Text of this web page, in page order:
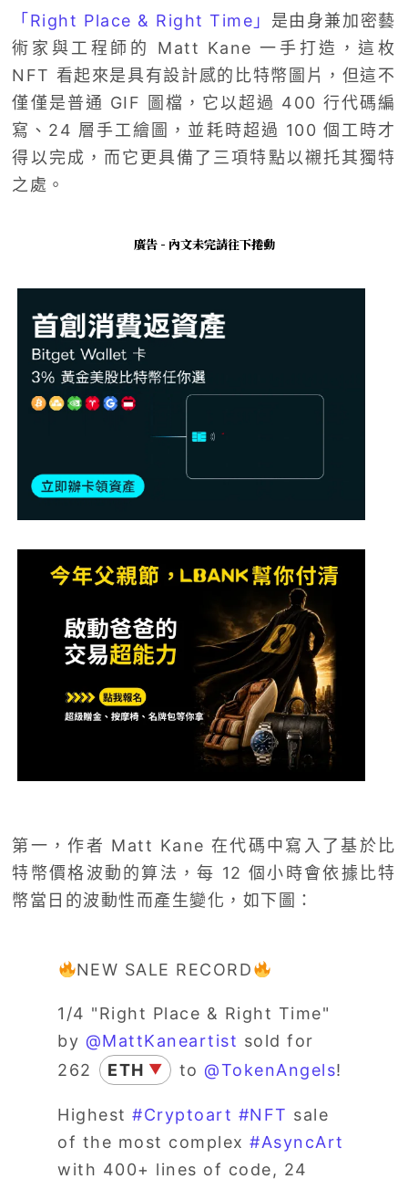
「Right Place & Right Time」 是由身兼加密藝
術家與工程師的 Matt Kane 一手打造，這枚
NFT 看起來是具有設計感的比特幣圖片，但這不
僅僅是普通 GIF 圖檔，它以超過 400 行代碼編
寫、24 層手工繪圖，並耗時超過 100 個工時才
得以完成，而它更具備了三項特點以襯托其獨特
之處。
廣告 - 內文未完請往下捲動
第一，作者 Matt Kane 在代碼中寫入了基於比
特幣價格波動的算法，每 12 個小時會依據比特
幣當日的波動性而產生變化，如下圖：
NEW SALE RECORD
1/4 "Right Place & Right Time"
by @MattKaneartist sold for
262
ETH ▼ to@TokenAngels!
Highest#Cryptoart #NFT sale
of the most complex#AsyncArt
with 400+ lines of code, 24